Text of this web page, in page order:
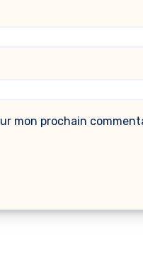
mon prochain